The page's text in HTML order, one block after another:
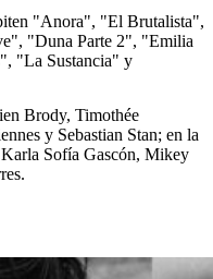
"Anora", "El Brutalista",
"Duna Parte 2", "Emilia
"La Sustancia" y
Brody, Timothée
y Sebastian Stan; en la
Sofía Gascón, Mikey